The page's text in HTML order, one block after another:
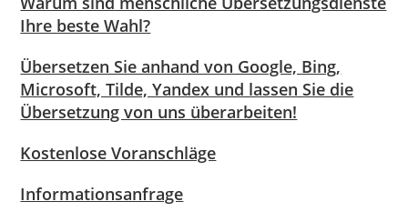
Ihre beste Wahl?
Übersetzen Sie anhand von Google, Bing,
Microsoft, Tilde, Yandex und lassen Sie die
Übersetzung von uns überarbeiten!
Kostenlose Voranschläge
Informationsanfrage